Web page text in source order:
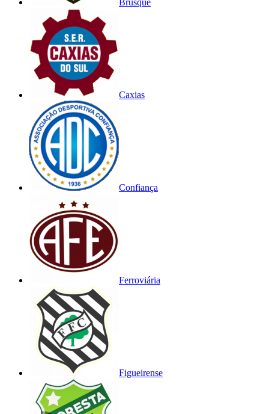
Brusque
Caxias
Confiança
Ferroviária
Figueirense